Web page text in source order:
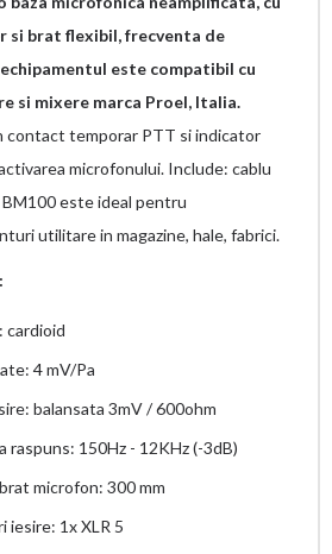
si brat flexibil, frecventa de
este compatibil cu
si mixere marca Proel, Italia.
contact temporar PTT si indicator
microfonului. Include: cablu
este ideal pentru
utilitare in magazine, hale, fabrici.
cardioid
4 mV/Pa
balansata 3mV / 600ohm
raspuns: 150Hz - 12KHz (-3dB)
microfon: 300 mm
iesire: 1x XLR 5